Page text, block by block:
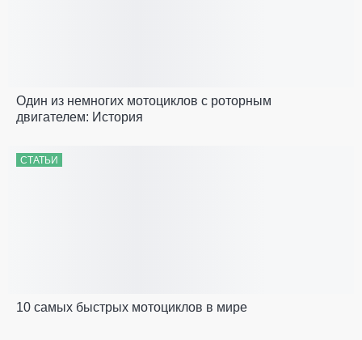
Один из немногих мотоциклов с роторным
двигателем: История
СТАТЬИ
10 самых быстрых мотоциклов в мире